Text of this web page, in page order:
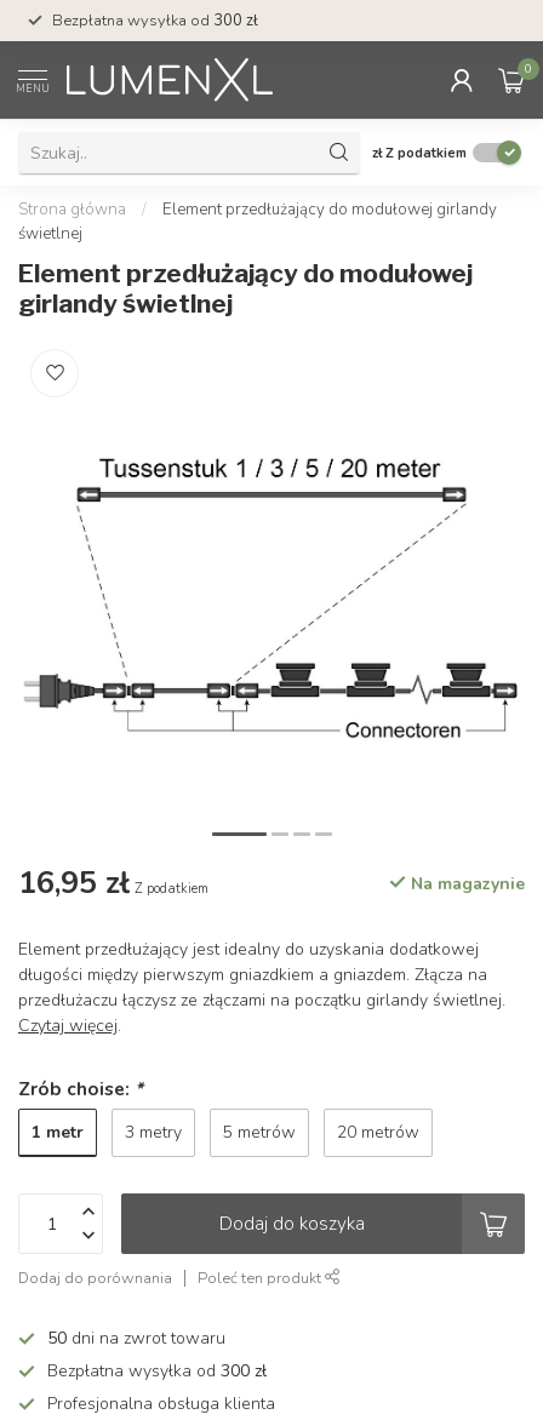
Bezpłatna wysyłka od 300 zł
MENU
0
złZ podatkiem
Strona główna /
Element przedłużający do modułowej girlandy
świetlnej
Element przedłużający do modułowej
girlandy świetlnej
16,95 zł Z podatkiem Na magazynie
Element przedłużający jest idealny do uzyskania dodatkowej
długości między pierwszym gniazdkiem a gniazdem. Złącza na
przedłużaczu łączysz ze złączami na początku girlandy świetlnej.
Czytaj więcej.
Zrób choise: *
1 metr 3 metry 5 metrów 20 metrów
Dodaj do koszyka
Dodaj do porównania Poleć ten produkt
50 dni na zwrot towaru
Bezpłatna wysyłka od 300 zł
Profesjonalna obsługa klienta